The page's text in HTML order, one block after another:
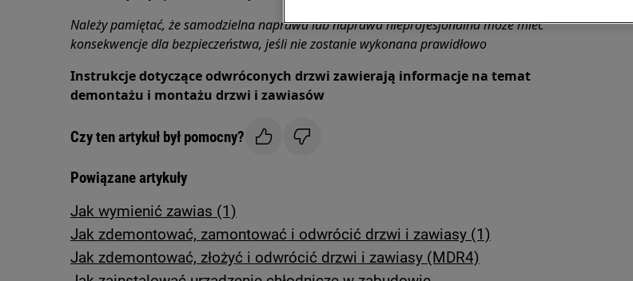
Należy pamiętać, że samodzielna naprawa lub naprawa nieprofesjonalna może mieć
konsekwencje dla bezpieczeństwa, jeśli nie zostanie wykonana prawidłowo
Instrukcje dotyczące odwróconych drzwi zawierają informacje na temat
demontażu i montażu drzwi i zawiasów
Czy ten artykuł był pomocny?
Powiązane artykuły
Jak wymienić zawias (1)
Jak zdemontować, zamontować i odwrócić drzwi i zawiasy (1)
Jak zdemontować, złożyć i odwrócić drzwi i zawiasy (MDR4)